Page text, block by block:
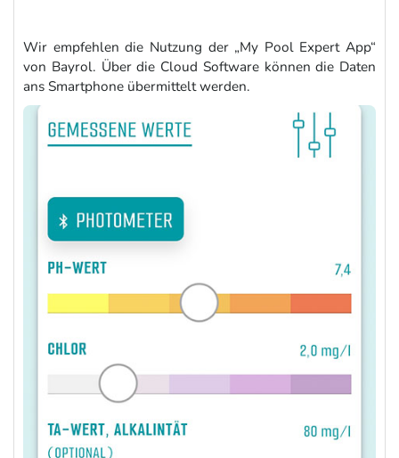
Wir empfehlen die Nutzung der „My Pool Expert App“
von Bayrol. Über die Cloud Software können die Daten
ans Smartphone übermittelt werden.